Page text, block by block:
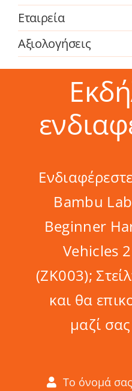
(ZK003)
ποσότητα
Εταιρεία
Αξιολογήσεις
Bambu
Beginner
Vehicles
(ZK003);
και θα
μαζί